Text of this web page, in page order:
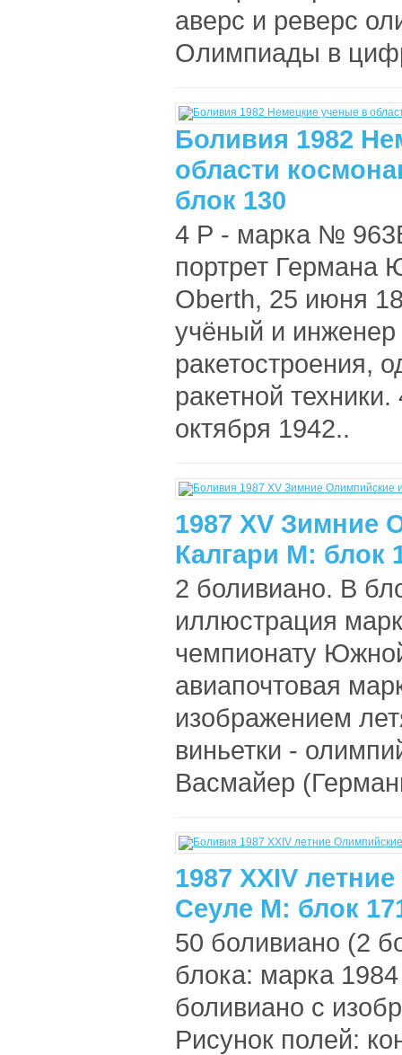
аверс и реверс
Олимпиады в
Боливия 1982
области
блок 130
4 Р - марка №
портрет Германа
Oberth, 25 июня
учёный и инженер
ракетостроения,
ракетной
октября 1942..
1987 XV Зимние
Калгари М: блок
2 боливиано. В
иллюстрация
чемпионату
авиапочтовая
изображением
виньетки -
Васмайер
1987 XXIV
Сеуле М: блок
50 боливиано (2
блока: марка
боливиано с
Рисунок полей: